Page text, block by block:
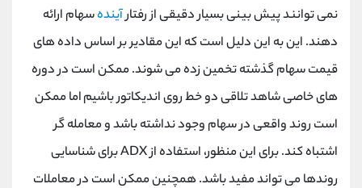
نمی توانند پیش بینی بسیار دقیقی از رفتارآیندهسهام ارائه
دهند. این به این دلیل است که این مقادیر بر اساس داده های
قیمت سهام گذشته تخمین زده می شوند. ممکن است در دوره
های خاصی شاهد تلاقی دو خط روی اندیکاتور باشیم اما ممکن
است روند واقعی در سهام وجود نداشته باشد و معامله گر
اشتباه کند. برای این منظور، استفاده از ADX برای شناسایی
روندها می تواند مفید باشد. همچنین ممکن است در معاملات